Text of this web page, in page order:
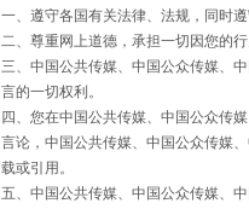
一、遵守各国有关法律、法规，同时
二、尊重网上道德，承担一切因您的
三、中国公共传媒、中国公众传媒、
言的一切权利。
四、您在中国公共传媒、中国公众传
言论，中国公共传媒、中国公众传媒
载或引用。
五、中国公共传媒、中国公众传媒、